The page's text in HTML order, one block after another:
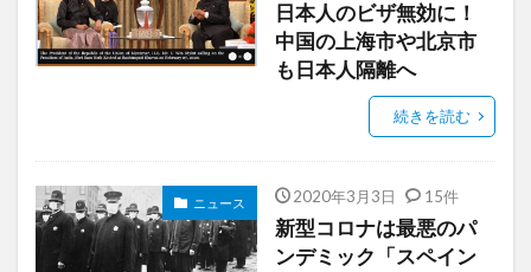
日本人のビザ無効に！
中国の上海市や北京市
も日本人隔離へ
続きを読む
ニュース 2020年3月3日 15件
新型コロナは最悪のパ
ンデミック「スペイン